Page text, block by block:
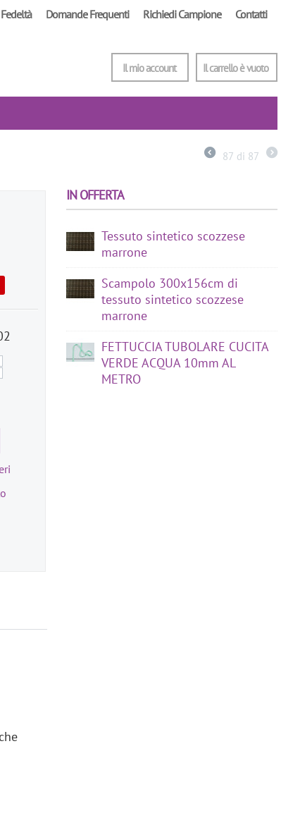
Domande Frequenti Richiedi Campione Contatti
Il carrello è vuoto
Il mio account
87 di 87
IN OFFERTA
Tessuto sintetico scozzese
marrone
Scampolo 300x156cm di
tessuto sintetico scozzese
marrone
FETTUCCIA TUBOLARE CUCITA
VERDE ACQUA 10mm AL
METRO